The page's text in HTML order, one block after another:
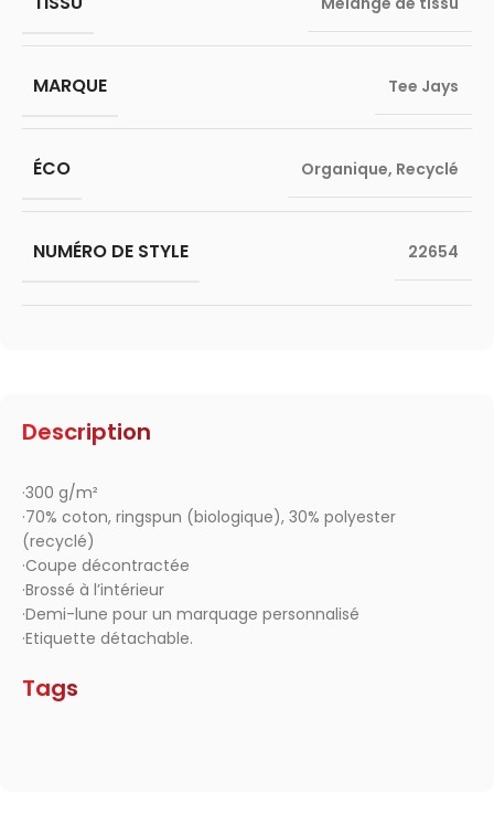
Description
·300 g/m²
·70% coton, ringspun (biologique), 30% polyester
(recyclé)
·Coupe décontractée
·Brossé à l’intérieur
·Demi-lune pour un marquage personnalisé
·Etiquette détachable.
Tags
MARQUE Tee Jays
ÉCO Organique, Recyclé
NUMÉRO DE STYLE 22654